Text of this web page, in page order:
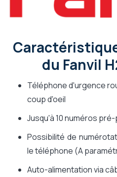
du Fanvil
Téléphone d'urgence
coup d'oeil
Jusqu'à 10 numéros
Possibilité de
le téléphone (A
Auto-alimentation via